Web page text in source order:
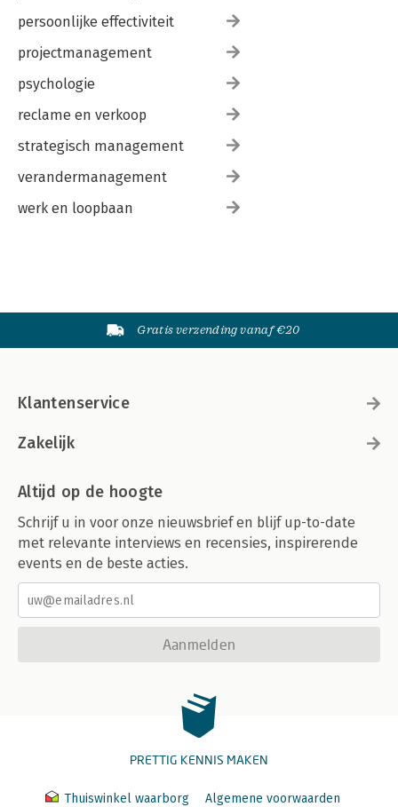
persoonlijke effectiviteit
projectmanagement
psychologie
reclame en verkoop
strategisch management
verandermanagement
werk en loopbaan
Gratis verzending vanaf €20
Klantenservice
Zakelijk
Altijd op de hoogte
Schrijf u in voor onze nieuwsbrief en blijf up-to-date
met relevante interviews en recensies, inspirerende
events en de beste acties.
Aanmelden
PRETTIG KENNIS MAKEN
Thuiswinkel waarborg Algemene voorwaarden